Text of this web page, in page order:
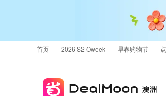
首页 2026 S2 Oweek 早春购物节